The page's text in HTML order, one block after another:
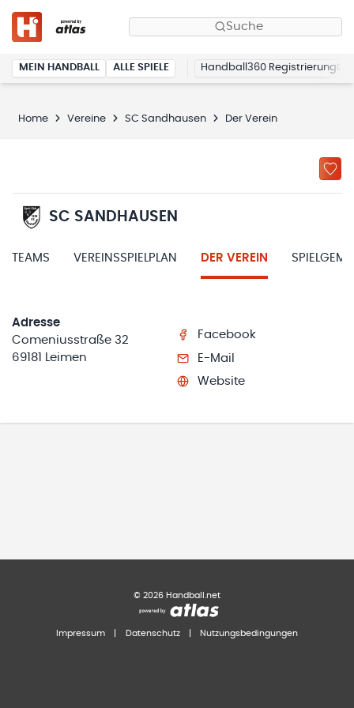
Suche
MEIN HANDBALL ALLE SPIELE Handball360 Registrierung
Home Vereine SC Sandhausen Der Verein
SC SANDHAUSEN
TEAMS VEREINSSPIELPLAN DER VEREIN
Adresse
Comeniusstraße 32
69181 Leimen
Facebook
E-Mail
Website
© 2026 Handball.net
Impressum Datenschutz Nutzungsbedingungen